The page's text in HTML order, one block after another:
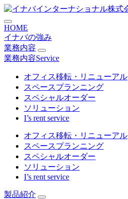
コ
ン
テ
ン
ツ
に
HOME
イナバの強み
業務内容
業務内容Service
オフィス移転・リニューアル
スペースプランニング
スペシャルオーダー
ソリューション
I’s rent service
オフィス移転・リニューアル
スペースプランニング
スペシャルオーダー
ソリューション
I’s rent service
製品紹介